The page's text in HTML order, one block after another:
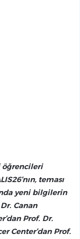
öğrencileri
teması
yeni bilgilerin
Canan
Prof. Dr.
Center’dan Prof.